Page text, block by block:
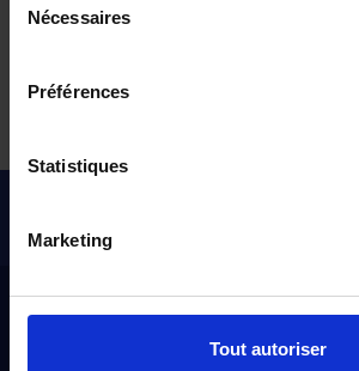
Nécessaires
Préférences
Statistiques
Marketing
Tout autoriser